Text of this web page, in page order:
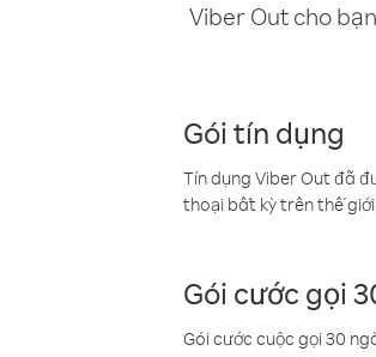
Viber Out cho
Gói tín dụng
Tín dụng Viber Out đã
thoại bất kỳ trên thế
Gói cước gọi
Gói cước cuộc gọi 30